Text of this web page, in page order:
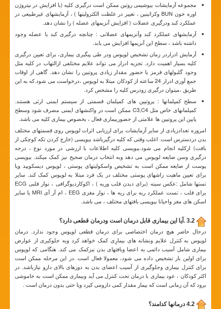
مجموعه آزمایشات بیوشیمی روتین ممکن است درگیری کلیه (با افزایش در نیتروژن
اوره خون BUN وکراتینین ، تغییر در غلظت الکترولیتها ) ، آزمایشهای غیرطبیعی در
عملکرد کبد ودرگیری عضلات ( افزایش آنزیمهای عضله ) را نشان دهد.
آزمایشهای عملکرد کبد وآنزیمهای عضلانی : چنانچه درگیری کبد یا عضله وجود
داشته باشد ، سطح این آنزیمها افزایش می یابد.
آزمایش ادراردر زمان تشخیص لوپوس ودر طی پیگیری بیماری، برای تعیین درگیری
کلیه بسیار اهمیت دارد. تجزیه ادرار می تواند علایم مختلفی ازالتهاب در کلیه مثل
وجود گلبولهای قرمز یا حضور مقدار زیادی پروتیین را نشان دهد. گاهی از اوقات
جمع آوری ادرار 24 ساعته از کودکان مبتلا به لوپوس ،درخواست می شود.که به این
طریق ،میتوان درگیری زودرس کلیه را مشخص کرد.
سطح کمپلمانها : پروتیین های کمپلمان قسمتی از سیستم ایمنی ارثی هستند.
کمپلمانهای خاص مثل C3,C4 ممکن است در واکنشهای ایمنی مصرف شود وسطح
پایین این پروتیین ها علامتی از حضوربیماری فعال ، بخصوص بیماری کلیه می باشد.
امروزه تعدادزیادی از سایر آزمایشات برای ارزیابی اثرات لوپوس روی قسمتهای مختلف
بدن دردسترس است. اغلب وقتی که کلیه درگیرباشد بیوپسی (خارج کردن تکه کوچکی از
بافت) ازکلیه انجام می شود.بیوپسی کلیه اطلاعات با ارزشی در مورد نوع ، درجه
درگیری وسن ضایعه لوپوس می دهد وبه انتخاب درمان صحیح نیز کمک میکند. بیوپسی
پوست از ضایعه ممکن است به تشخیص واسکولیتهای پوستی ، لوپوس دیسکویید ویا
برای تعیین ماهیت راشهای پوستی مختلف در یک فرد مبتلا به لوپوس کمک کند. سایر
تستها شامل :عکس سینه (برای دیدن قلب وریه ) ، اکوکاردیوگرافی ، نوار قلبی ECG
برای قلب ، تست عملکرد ریه برای ریه ها ، نوار مغزی EEG ، ام آر آی MRI یا سایر
اسکن های مغز واحیانا بیوپسی بافتهای مختلف ، می باشد.
درحال حاضر هیچ درمان اختصاصی برای درمان قطعی لوپوس وجود ندارد. درمان
لوپوس به کنترل علایم ونشانه های بیمارِی کمک خواهد کرد وبه جلوکیری از عوارض
بیماری شامل آسیب دائمی به اعضا وبافتهای بدن نیزکمک می کند. هنگامی که لوپوس
برای اولین بار تشخیص داده می شود، معمولا فعال است .در این مرحله ممکن است
برای کنترل بیماری وجلوگیری از آسیب اعضای بدن به دوزهای بالای دارو نیازباشد. در
اکثر کودکان ، عود بیماری با درمان تحت کنترل می آید وبیماری ممکن است به خاموشی
برود که آن زمانی است که بیمار مقدار کمی دارومی کیرد ویا حتی بدون درمان است .